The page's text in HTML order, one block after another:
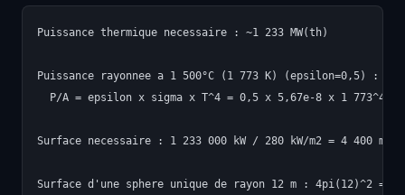
Puissance thermique necessaire : ~1 233 MW(th)
Puissance rayonnee a 1 500°C (1 773 K) (epsilon=0,5) :
P/A = epsilon x sigma x T^4 = 0,5 x 5,67e-8 x 1 773^4 =
Surface necessaire : 1 233 000 kW / 280 kW/m2 = 4 400 m2